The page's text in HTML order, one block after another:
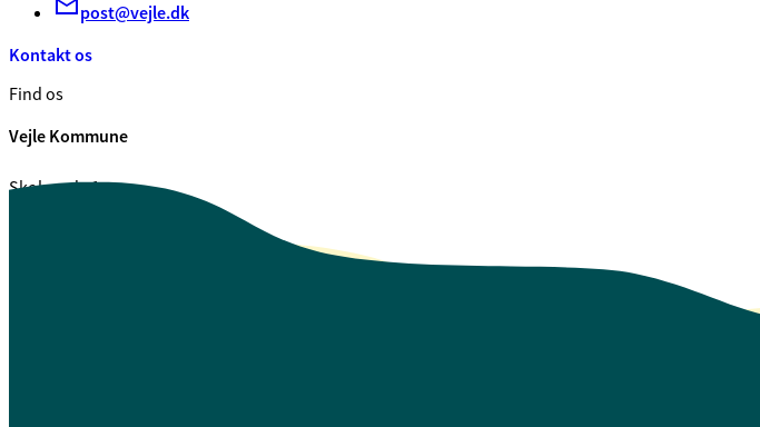
post@vejle.dk
Kontakt os
Find os
Vejle Kommune
Skolegade 1